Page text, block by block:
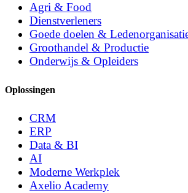
Agri & Food
Dienstverleners
Goede doelen &
Groothandel & Productie
Onderwijs & Opleiders
Oplossingen
CRM
ERP
Data & BI
AI
Moderne Werkplek
Axelio Academy